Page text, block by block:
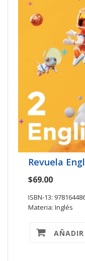
Revuela
$69.00
ISBN-13:
Materia: Inglés
AÑADIR